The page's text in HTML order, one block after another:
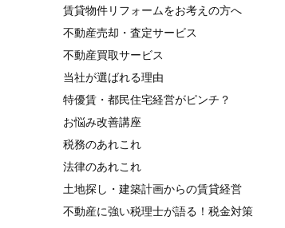
賃貸物件リフォームをお考えの方へ
不動産売却・査定サービス
不動産買取サービス
当社が選ばれる理由
特優賃・都民住宅経営がピンチ？
お悩み改善講座
税務のあれこれ
法律のあれこれ
土地探し・建築計画からの賃貸経営
不動産に強い税理士が語る！税金対策